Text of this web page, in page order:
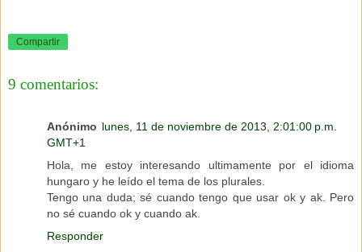
Compartir
9 comentarios:
Anónimo lunes, 11 de noviembre de 2013, 2:01:00 p.m.
GMT+1
Hola, me estoy interesando ultimamente por el idioma
hungaro y he leído el tema de los plurales.
Tengo una duda; sé cuando tengo que usar ok y ak. Pero
no sé cuando ok y cuando ak.
Responder